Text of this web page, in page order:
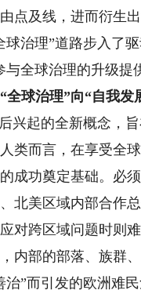
点及线，进而衍生
治理”道路步入了
全球治理的升级提
球治理”向“自我发
起的全新概念，旨
类而言，在享受全
成功奠定基础。必
北美区域内部合作
对跨区域问题时则
内部的部落、族群
”而引发的欧洲难